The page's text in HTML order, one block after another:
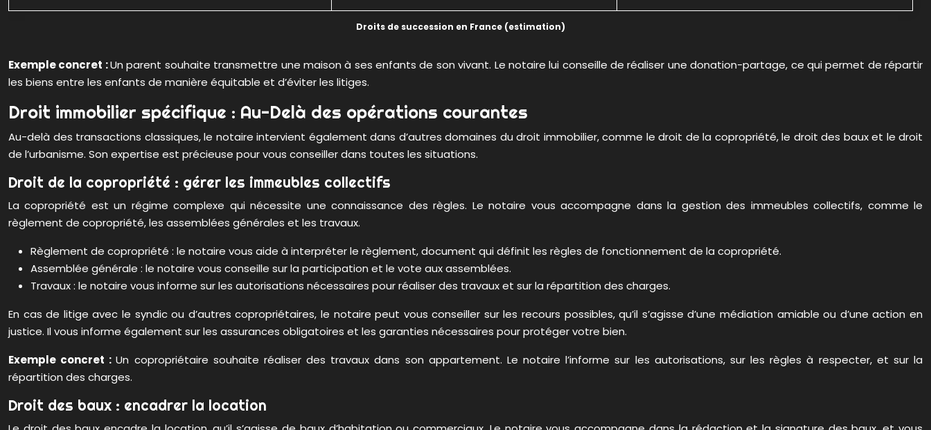
Droits de succession en France (estimation)
Exemple concret :Un parent souhaite transmettre une maison à ses enfants de son vivant. Le notaire lui conseille de réaliser une donation-partage, ce qui permet de répartir
les biens entre les enfants de manière équitable et d’éviter les litiges.
Droit immobilier spécifique : Au-Delà des opérations courantes
Au-delà des transactions classiques, le notaire intervient également dans d’autres domaines du droit immobilier, comme le droit de la copropriété, le droit des baux et le droit
de l’urbanisme. Son expertise est précieuse pour vous conseiller dans toutes les situations.
Droit de la copropriété : gérer les immeubles collectifs
La copropriété est un régime complexe qui nécessite une connaissance des règles. Le notaire vous accompagne dans la gestion des immeubles collectifs, comme le
règlement de copropriété, les assemblées générales et les travaux.
Règlement de copropriété : le notaire vous aide à interpréter le règlement, document qui définit les règles de fonctionnement de la copropriété.
Assemblée générale : le notaire vous conseille sur la participation et le vote aux assemblées.
Travaux : le notaire vous informe sur les autorisations nécessaires pour réaliser des travaux et sur la répartition des charges.
En cas de litige avec le syndic ou d’autres copropriétaires, le notaire peut vous conseiller sur les recours possibles, qu’il s’agisse d’une médiation amiable ou d’une action en
justice. Il vous informe également sur les assurances obligatoires et les garanties nécessaires pour protéger votre bien.
Exemple concret :Un copropriétaire souhaite réaliser des travaux dans son appartement. Le notaire l’informe sur les autorisations, sur les règles à respecter, et sur la
répartition des charges.
Droit des baux : encadrer la location